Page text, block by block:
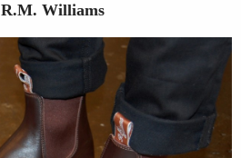
R.M. Williams